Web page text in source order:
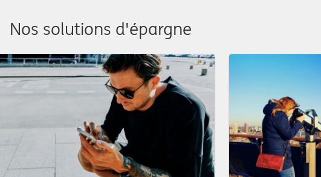
Nos solutions d'épargne